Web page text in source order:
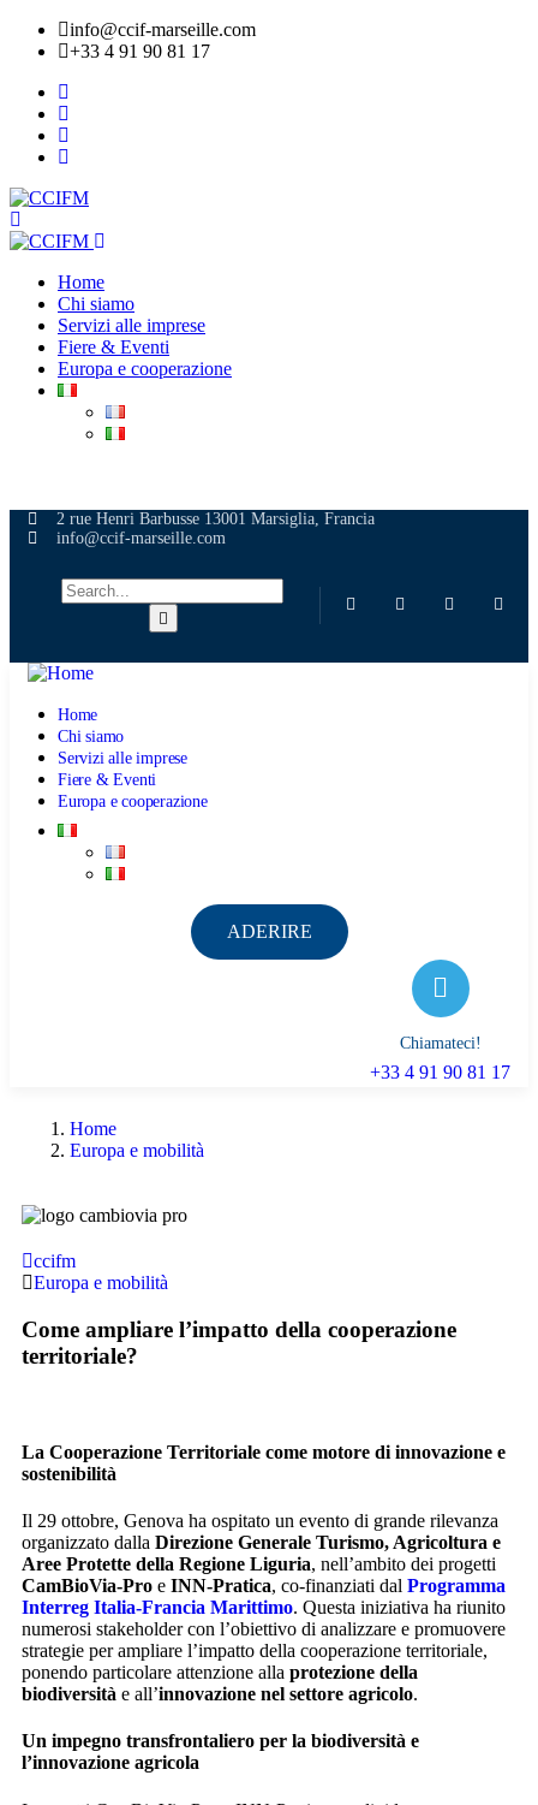
info@ccif-marseille.com
+33 4 91 90 81 17
Home
Chi siamo
Servizi alle imprese
Fiere & Eventi
Europa e cooperazione
2 rue Henri Barbusse 13001 Marsiglia, Francia
info@ccif-marseille.com
Home
Chi siamo
Servizi alle imprese
Fiere & Eventi
Europa e cooperazione
ADERIRE
Chiamateci!
+33 4 91 90 81 17
Home
Europa e mobilità
ccifm
Europa e mobilità
Come ampliare l’impatto della cooperazione
territoriale?
La Cooperazione Territoriale come motore di innovazione e
sostenibilità
Il 29 ottobre, Genova ha ospitato un evento di grande rilevanza
organizzato dalla Direzione Generale Turismo, Agricoltura e
Aree Protette della Regione Liguria, nell’ambito dei progetti
CamBioVia-Pro e INN-Pratica, co-finanziati dal Programma
Interreg Italia-Francia Marittimo. Questa iniziativa ha riunito
numerosi stakeholder con l’obiettivo di analizzare e promuovere
strategie per ampliare l’impatto della cooperazione territoriale,
ponendo particolare attenzione alla protezione della
biodiversità e all’innovazione nel settore agricolo.
Un impegno transfrontaliero per la biodiversità e
l’innovazione agricola